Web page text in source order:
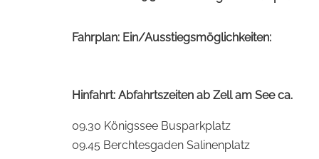
Fahrplan: Ein/Ausstiegsmöglichkeiten:
Hinfahrt: Abfahrtszeiten ab Zell am See ca.
09.30 Königssee Busparkplatz
09.45 Berchtesgaden Salinenplatz